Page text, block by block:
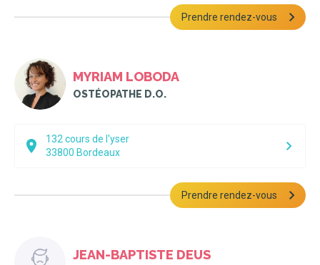
Prendre rendez-vous
MYRIAM LOBODA
OSTÉOPATHE D.O.
132 cours de l'yser
33800 Bordeaux
Prendre rendez-vous
JEAN-BAPTISTE DEUS